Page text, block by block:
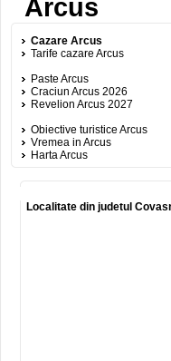
Arcus
Cazare Arcus
Tarife cazare Arcus
Paste Arcus
Craciun Arcus 2026
Revelion Arcus 2027
Obiective turistice Arcus
Vremea in Arcus
Harta Arcus
Localitate din judetul